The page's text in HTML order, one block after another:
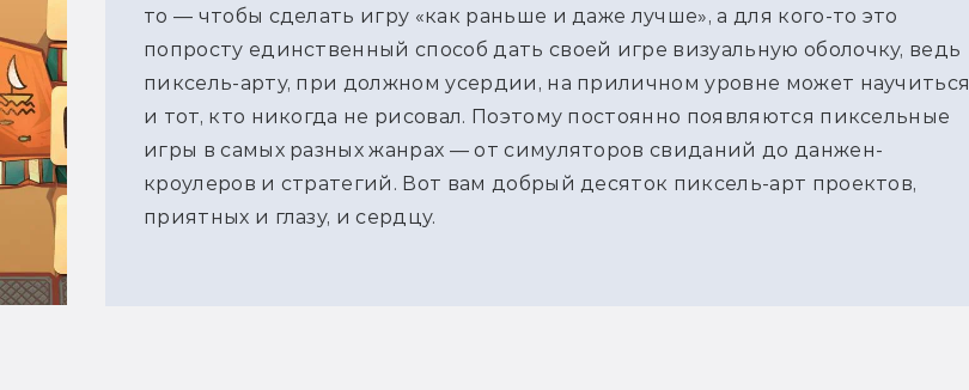
то — чтобы сделать игру «как раньше и даже лучше», а для кого-то это
попросту единственный способ дать своей игре визуальную оболочку, ведь
пиксель-арту, при должном усердии, на приличном уровне может научиться
и тот, кто никогда не рисовал. Поэтому постоянно появляются пиксельные
игры в самых разных жанрах — от симуляторов свиданий до данжен-
кроулеров и стратегий. Вот вам добрый десяток пиксель-арт проектов,
приятных и глазу, и сердцу.